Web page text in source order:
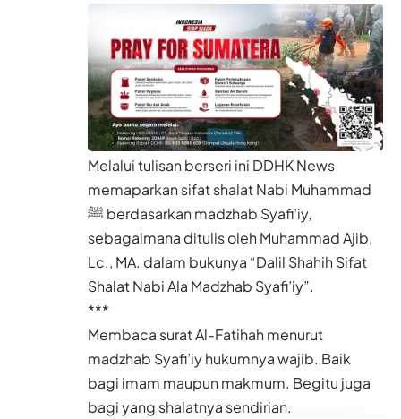
Melalui tulisan berseri ini DDHK News
memaparkan sifat shalat Nabi Muhammad
ﷺ berdasarkan madzhab Syafi’iy,
sebagaimana ditulis oleh Muhammad Ajib,
Lc., MA. dalam bukunya “Dalil Shahih Sifat
Shalat Nabi Ala Madzhab Syafi’iy”.
***
Membaca surat Al-Fatihah menurut
madzhab Syafi’iy hukumnya wajib. Baik
bagi imam maupun makmum. Begitu juga
bagi yang shalatnya sendirian.